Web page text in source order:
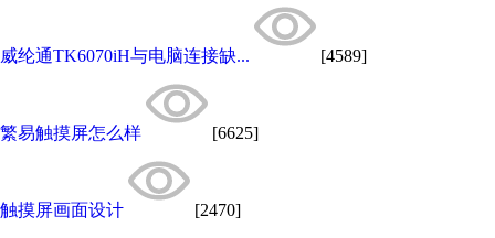
威纶通TK6070iH与电脑连接缺... [4589]
繁易触摸屏怎么样 [6625]
触摸屏画面设计 [2470]